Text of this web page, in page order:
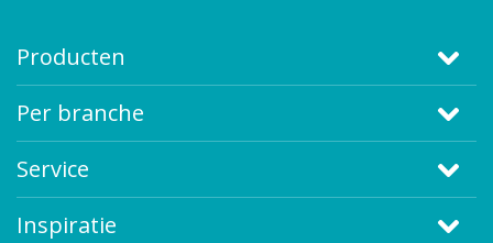
Producten
Per branche
Service
Inspiratie